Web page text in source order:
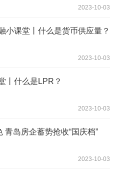
2023-10-03
小课堂丨什么是货币供应量？
2023-10-03
丨什么是LPR？
2023-10-03
青岛房企蓄势抢收“国庆档”
2023-10-03